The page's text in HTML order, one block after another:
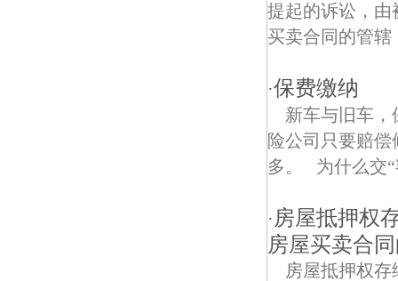
提起的诉讼，由
买卖合同的管辖
·保费缴纳
新车与旧车，
险公司只要赔
多。 为什么交
· 房屋抵押权
房屋买卖合
房屋抵押权